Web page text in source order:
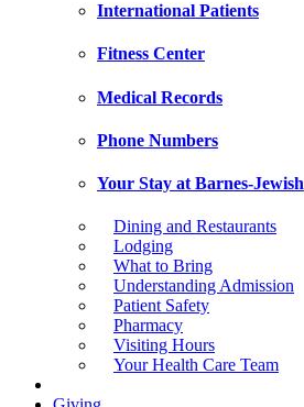
International Patients
Fitness Center
Medical Records
Phone Numbers
Your Stay at Barnes-Jewish
Dining and Restaurants
Lodging
What to Bring
Understanding Admission
Patient Safety
Pharmacy
Visiting Hours
Your Health Care Team